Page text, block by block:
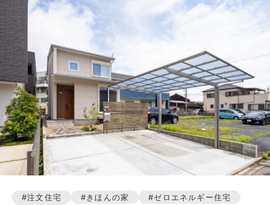
注文住宅 きほんの家
ゼロエネルギー住宅